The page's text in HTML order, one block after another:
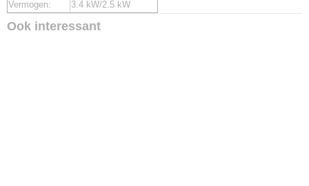
Vermogen:
3.4 kW/2.5 kW
Ook interessant